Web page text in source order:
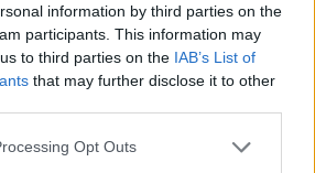
information by third parties on the
participants. This information may
to third parties on the IAB’s List of
that may further disclose it to other
Opt Outs